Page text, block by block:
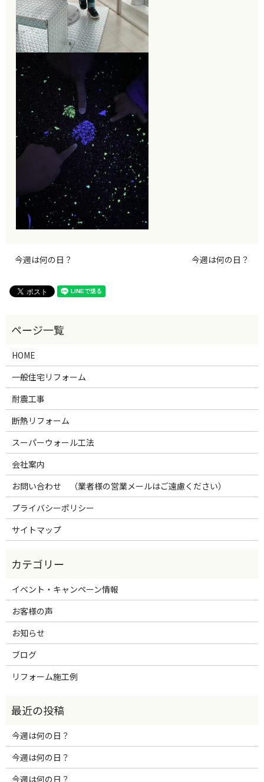
今週は何の日？ 今週は何の日？
HOME
一般住宅リフォーム
耐震工事
断熱リフォーム
スーパーウォール工法
会社案内
お問い合わせ （業者様の営業メールはご遠慮ください）
プライバシーポリシー
サイトマップ
イベント・キャンペーン情報
お客様の声
お知らせ
ブログ
リフォーム施工例
今週は何の日？
今週は何の日？
今週は何の日？